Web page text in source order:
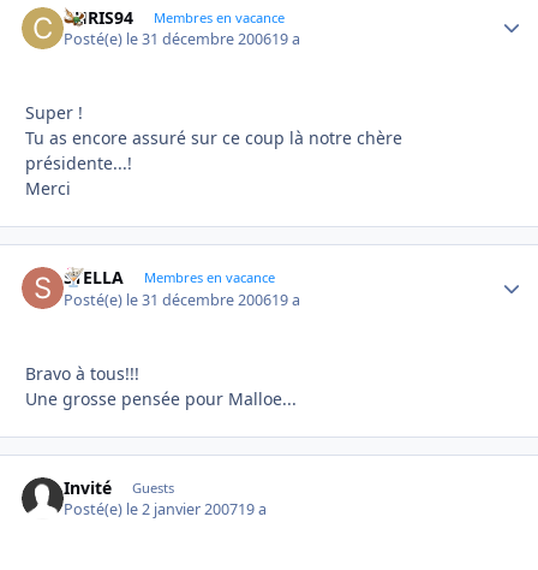
CHRIS94 Membres en vacance
Posté(e) le 31 décembre 200619 a
Super !
Tu as encore assuré sur ce coup là notre chère
présidente...!
Merci
STELLA Membres en vacance
Posté(e) le 31 décembre 200619 a
Bravo à tous!!!
Une grosse pensée pour Malloe...
Invité Guests
Posté(e) le 2 janvier 200719 a